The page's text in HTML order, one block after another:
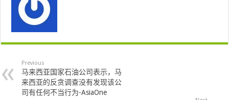
Previous
马来西亚国家石油公司表示，马
来西亚的反贪调查没有发现该公
司有任何不当行为-AsiaOne